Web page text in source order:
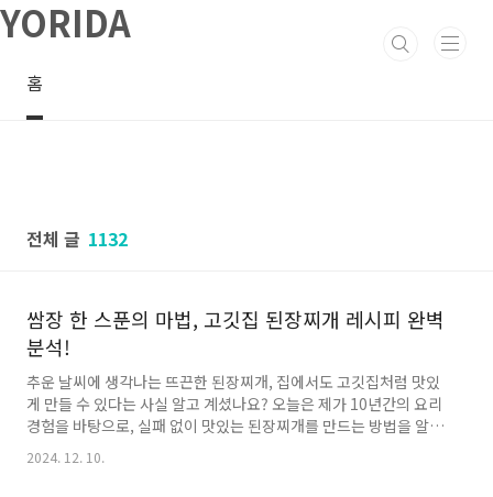
본문 바로가기
YORIDA
홈
전체 글 1132
쌈장 한 스푼의 마법, 고깃집 된장찌개 레시피 완벽
분석!
추운 날씨에 생각나는 뜨끈한 된장찌개, 집에서도 고깃집처럼 맛있
게 만들 수 있다는 사실 알고 계셨나요? 오늘은 제가 10년간의 요리
경험을 바탕으로, 실패 없이 맛있는 된장찌개를 만드는 방법을 알려
드릴게요. 특히 쌈장을 활용한 특별한 비법으로 감칠맛을 더하는 방
법까지! 이제 집에서도 식당급 된장찌개를 즐기실 수 있어요. 👩‍🍳
2024. 12. 10.